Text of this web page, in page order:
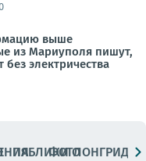
выше
из Мариуполя пишут,
без электричества
ПАБЛИКИ
ФОТОЛОНГРИДЫ